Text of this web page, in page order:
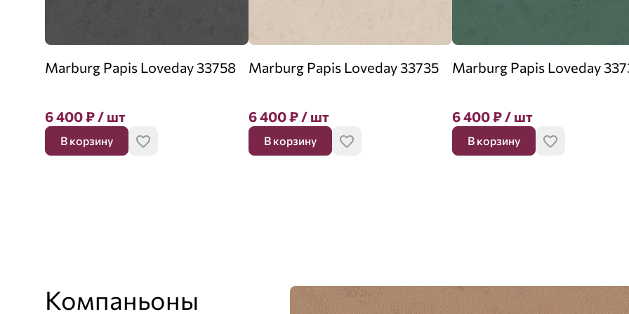
Marburg Papis Loveday 33758
6 400₽/ шт
В корзину
Marburg Papis Loveday 33735
6 400₽/ шт
В корзину
Marburg Papis Loveday
6 400₽/ шт
В корзину
Компаньоны